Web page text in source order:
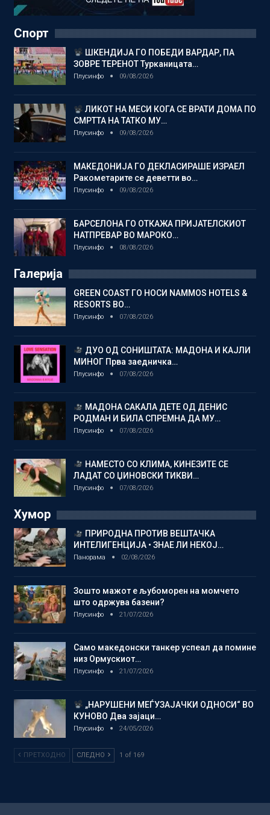
Спорт
ШКЕНДИЈА ГО ПОБЕДИ ВАРДАР, ПА
ЗОВРЕ ТЕРЕНОТ Турканицата…
Плусинфо 09/08/2026
ЛИКОТ НА МЕСИ КОГА СЕ ВРАТИ ДОМА ПО
СМРТТА НА ТАТКО МУ…
Плусинфо 09/08/2026
МАКЕДОНИЈА ГО ДЕКЛАСИРАШЕ ИЗРАЕЛ
Ракометарите се деветти во…
Плусинфо 09/08/2026
БАРСЕЛОНА ГО ОТКАЖА ПРИЈАТЕЛСКИОТ
НАТПРЕВАР ВО МАРОКО…
Плусинфо 08/08/2026
Галерија
GREEN COAST ГО НОСИ NAMMOS HOTELS &
RESORTS ВО…
Плусинфо 07/08/2026
ДУО ОД СОНИШТАТА: МАДОНА И КАЈЛИ
МИНОГ Прва заедничка…
Плусинфо 07/08/2026
МАДОНА САКАЛА ДЕТЕ ОД ДЕНИС
РОДМАН И БИЛА СПРЕМНА ДА МУ…
Плусинфо 07/08/2026
НАМЕСТО СО КЛИМА, КИНЕЗИТЕ СЕ
ЛАДАТ СО ЏИНОВСКИ ТИКВИ…
Плусинфо 07/08/2026
Хумор
ПРИРОДНА ПРОТИВ ВЕШТАЧКА
ИНТЕЛИГЕНЦИЈА • ЗНАЕ ЛИ НЕКОЈ…
Панорама 02/08/2026
Зошто мажот е љубоморен на момчето
што одржува базени?
Плусинфо 21/07/2026
Само македонски танкер успеал да помине
низ Ормускиот…
Плусинфо 21/07/2026
„НАРУШЕНИ МЕЃУЗАЈАЧКИ ОДНОСИ“ ВО
КУНОВО Два зајаци…
Плусинфо 24/05/2026
ПРЕТХОДНО СЛЕДНО 1 of 169